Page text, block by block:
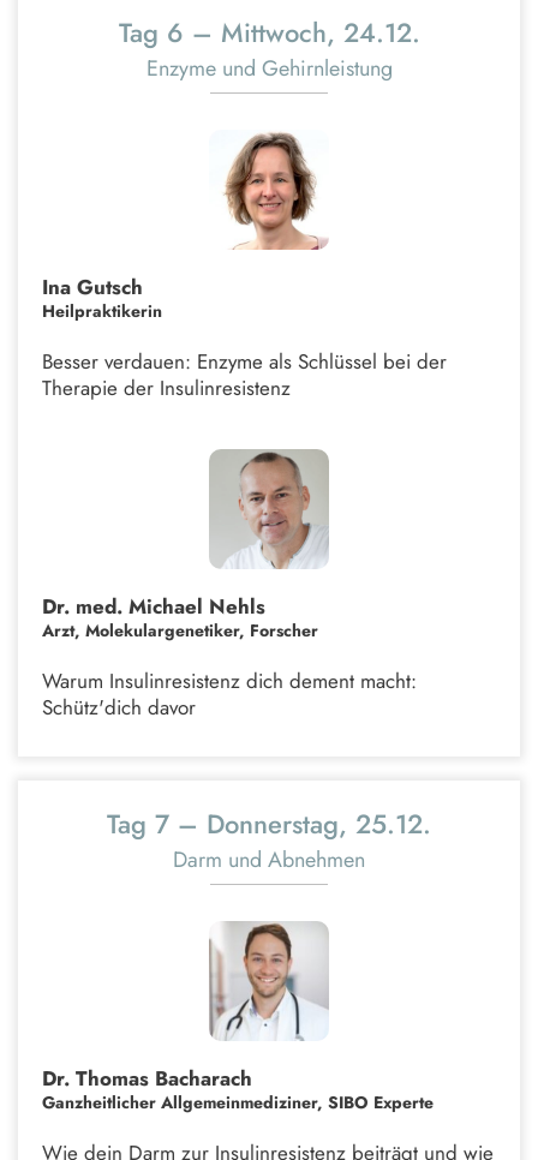
Tag 6 – Mittwoch, 24.12.
Enzyme und Gehirnleistung
Ina Gutsch
Heilpraktikerin
Besser verdauen: Enzyme als Schlüssel bei der
Therapie der Insulinresistenz
Dr. med. Michael Nehls
Arzt, Molekulargenetiker, Forscher
Warum Insulinresistenz dich dement macht:
Schütz'dich davor
Tag 7 – Donnerstag, 25.12.
Darm und Abnehmen
Dr. Thomas Bacharach
Ganzheitlicher Allgemeinmediziner, SIBO Experte
Wie dein Darm zur Insulinresistenz beiträgt und wie